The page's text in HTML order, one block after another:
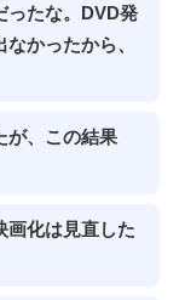
ったな。DVD発
かったから、
が、この結果
画化は見直した